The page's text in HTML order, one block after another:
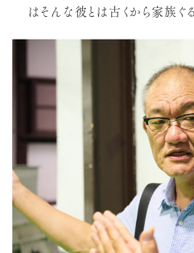
はそんな彼とは古くから家族ぐ